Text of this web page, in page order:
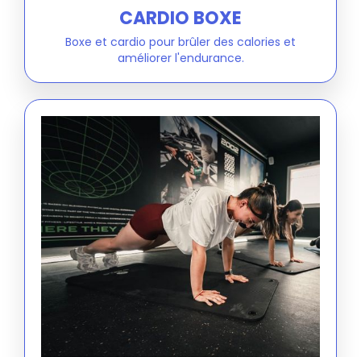
CARDIO BOXE
Boxe et cardio pour brûler des calories et
améliorer l'endurance.